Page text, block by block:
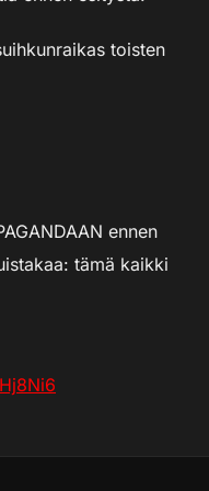
toisten
ennen
tämä kaikki